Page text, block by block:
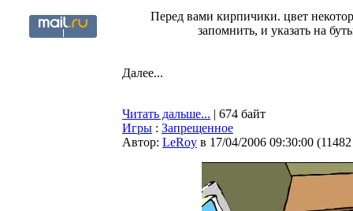
Перед вами кирпичики. цвет
запомнить, и указать на
Далее...
Читать дальше... | 674 байт
Игры : Запрещенное
Автор: LeRoy в 17/04/2006 09:30:00 (